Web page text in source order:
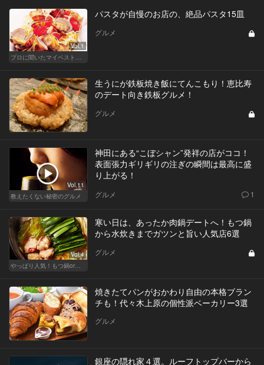
Vol.1
プロに聞いたマイベストパスタ
パスタが自慢のお店の、絶品パスタ15皿
グルメ
生うにが鉄板焼き飯にてんこもり！恵比寿
のデート向き鉄板グルメ！
グルメ
Vol.11
教えたくない秘密のグルメ
神田にある“こぼシャン”発祥の店がココ！
表面張力ギリギリの注ぎの瞬間は最高に盛
り上がる！
グルメ 1
Vol.4
やっぱり人気！もつ鍋or水炊き、どっちで飲もう？
寒い日は、あったか肉鍋デートへ！もつ鍋
から水炊きまでガツンと旨い人気店6選
グルメ
焼きたてパンがおかわり自由の本格ブラン
チも！代々木上原の個性派ベーカリー3選
グルメ
銀座の隠れ家４選。ルーフトップバーから